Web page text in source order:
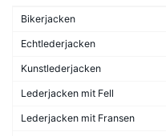
Bikerjacken
Echtlederjacken
Kunstlederjacken
Lederjacken mit Fell
Lederjacken mit Fransen